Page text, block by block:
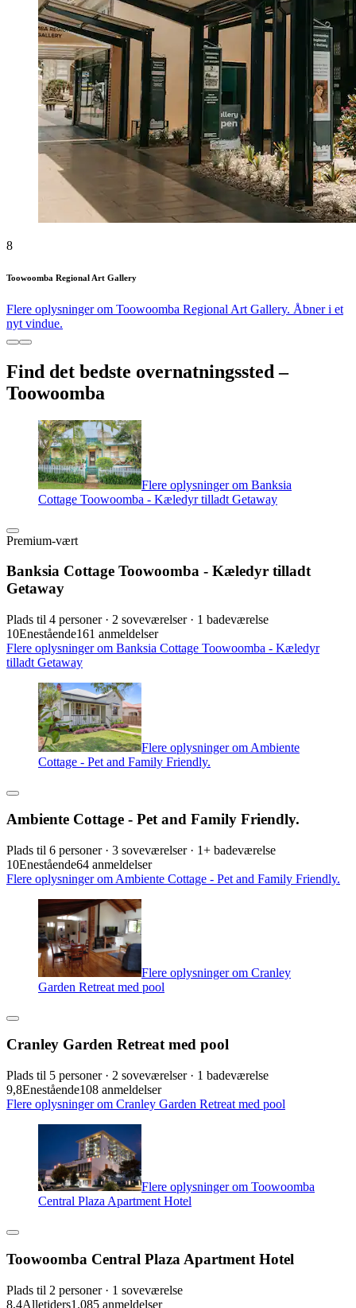
8
Toowoomba Regional Art Gallery
Flere oplysninger om Toowoomba Regional Art Gallery. Åbner i et
nyt vindue.
Find det bedste overnatningssted –
Toowoomba
Flere oplysninger om Banksia
Cottage Toowoomba - Kæledyr tilladt Getaway
Premium-vært
Banksia Cottage Toowoomba - Kæledyr tilladt
Getaway
Plads til 4 personer · 2 soveværelser · 1 badeværelse
10Enestående161 anmeldelser
Flere oplysninger om Banksia Cottage Toowoomba - Kæledyr
tilladt Getaway
Flere oplysninger om Ambiente
Cottage - Pet and Family Friendly.
Ambiente Cottage - Pet and Family Friendly.
Plads til 6 personer · 3 soveværelser · 1+ badeværelse
10Enestående64 anmeldelser
Flere oplysninger om Ambiente Cottage - Pet and Family Friendly.
Flere oplysninger om Cranley
Garden Retreat med pool
Cranley Garden Retreat med pool
Plads til 5 personer · 2 soveværelser · 1 badeværelse
9,8Enestående108 anmeldelser
Flere oplysninger om Cranley Garden Retreat med pool
Flere oplysninger om Toowoomba
Central Plaza Apartment Hotel
Toowoomba Central Plaza Apartment Hotel
Plads til 2 personer · 1 soveværelse
8,4Alletiders1.085 anmeldelser